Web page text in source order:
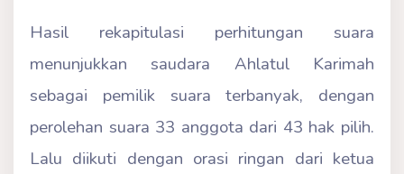
Hasil rekapitulasi perhitungan suara
menunjukkan saudara Ahlatul Karimah
sebagai pemilik suara terbanyak, dengan
perolehan suara 33 anggota dari 43 hak pilih.
Lalu diikuti dengan orasi ringan dari ketua